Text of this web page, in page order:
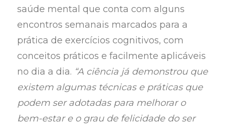
saúde mental que conta com alguns
encontros semanais marcados para a
prática de exercícios cognitivos, com
conceitos práticos e facilmente aplicáveis
no dia a dia. “A ciência já demonstrou que
existem algumas técnicas e práticas que
podem ser adotadas para melhorar o
bem-estar e o grau de felicidade do ser